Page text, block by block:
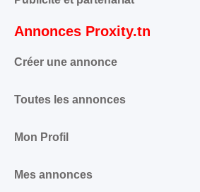
Annonces Proxity.tn
Créer une annonce
Toutes les annonces
Mon Profil
Mes annonces